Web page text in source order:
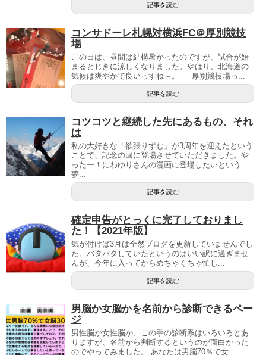
記事を読む
コンサドーレ札幌対横浜FC＠厚別競技
場
この日は、昼間は結構暑かったのですが、試合が始
まるとじきに涼しくなりました。やはり、北海道の
気候は爽やかで良いっすね～。 厚別競技場っ...
記事を読む
コツコツと継続した先にあるもの、それ
は
私の大好きな「欲張りずむ」が3周年を迎えたという
ことで、記念の回に登場させていただきました。や
ったー！にわゆりさんの漫画に登場したいという
夢...
記事を読む
確定申告がとっくに完了しておりまし
た！【2021年版】
気が付けば3月は全然ブログを更新していませんでし
た。バタバタしていたというのはいい訳に過ぎませ
んが、今年に入ってからめちゃくちゃ忙し...
記事を読む
男脳か女脳かを名前から診断できるペー
ジ
男性脳か女性脳か、この手の診断系はいろいろとあ
りますが、名前から判断するというのが面白かった
のでやってみました。 あなたは男脳70％で女...